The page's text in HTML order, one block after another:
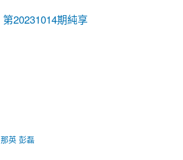
第20231014期純享
那英 彭磊